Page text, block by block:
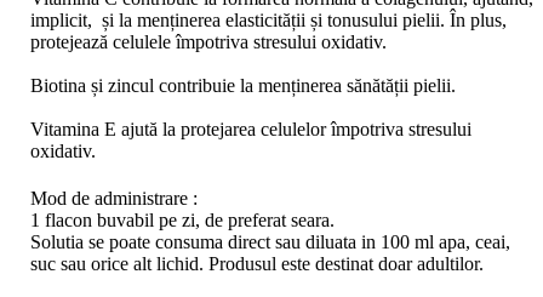
implicit, și la menținerea elasticității și tonusului pielii. În plus,
protejează celulele împotriva stresului oxidativ.
Biotina și zincul contribuie la menținerea sănătății pielii.
Vitamina E ajută la protejarea celulelor împotriva stresului
oxidativ.
Mod de administrare :
1 flacon buvabil pe zi, de preferat seara.
Solutia se poate consuma direct sau diluata in 100 ml apa, ceai,
suc sau orice alt lichid. Produsul este destinat doar adultilor.